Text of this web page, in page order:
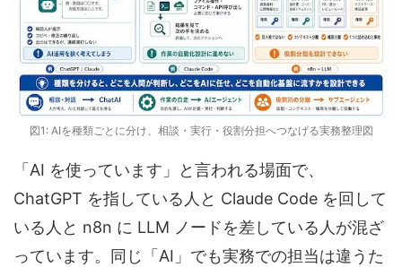
図1: AIを種類ごとに分け、相談・実行・役割分担へつなげる実務整理図
「AI を使っています」と言われる場面で、
ChatGPT を指している人と Claude Code を回して
いる人と n8n に LLM ノードを差している人が混ざ
っています。同じ「AI」でも実務での担当は違うた